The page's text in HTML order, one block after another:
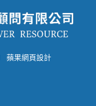
蘋果網頁設計